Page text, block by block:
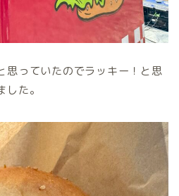
思っていたのでラッキー！と思
た。